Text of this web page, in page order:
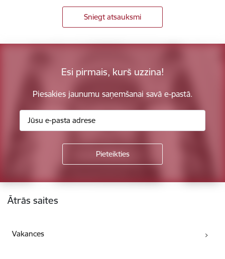
Sniegt atsauksmi
Esi pirmais, kurš uzzina!
Piesakies jaunumu saņemšanai savā e-pastā.
Kājene
Ātrās saites
Vakances